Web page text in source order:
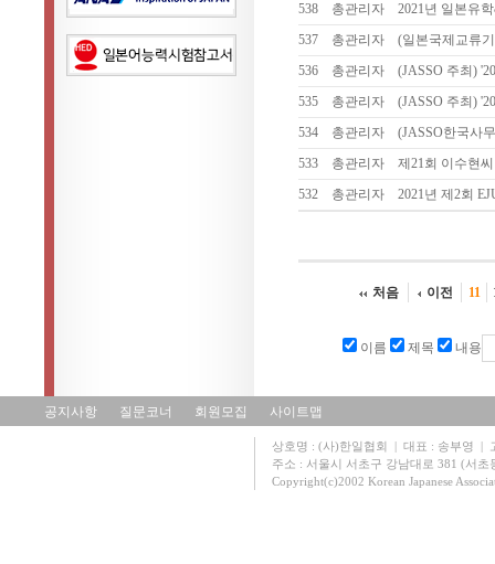
538
총관리자
2021년 일본유
537
총관리자
(일본국제교류
536
총관리자
(JASSO 주최)
535
총관리자
(JASSO 주최)
534
총관리자
(JASSO한국사
533
총관리자
제21회 이수현
532
총관리자 2021년 제2회
처음 이전 11
이름 제목 내용
공지사항 질문코너 회원모집 사이트맵
상호명 : (사)한일협회 | 대표 : 송부영 |
주소 : 서울시 서초구 강남대로 381 (서
Copyright(c)2002 Korean Japanese